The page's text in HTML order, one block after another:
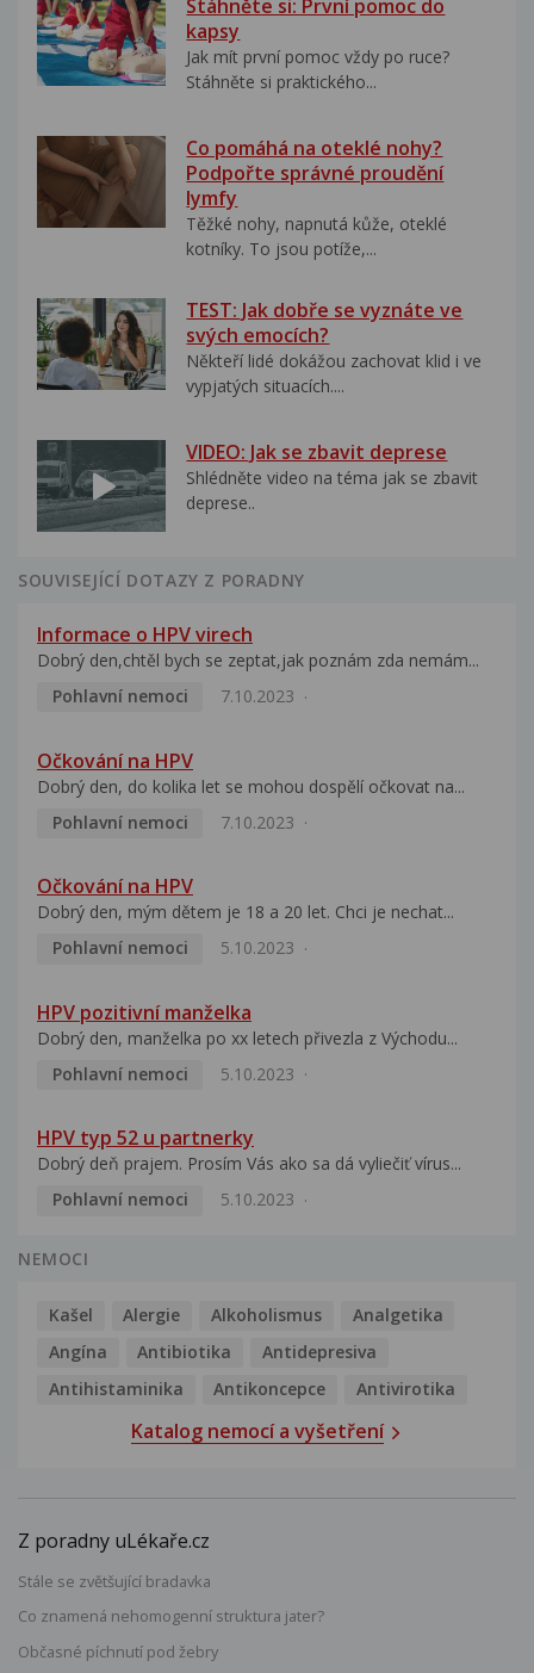
Stáhněte si: První pomoc do
kapsy
Jak mít první pomoc vždy po ruce?
Stáhněte si praktického...
Co pomáhá na oteklé nohy?
Podpořte správné proudění
lymfy
Těžké nohy, napnutá kůže, oteklé
kotníky. To jsou potíže,...
TEST: Jak dobře se vyznáte ve
svých emocích?
Někteří lidé dokážou zachovat klid i ve
vypjatých situacích....
VIDEO: Jak se zbavit deprese
Shlédněte video na téma jak se zbavit
deprese..
SOUVISEJÍCÍ DOTAZY Z PORADNY
Informace o HPV virech
Dobrý den,chtěl bych se zeptat,jak poznám zda nemám...
Pohlavní nemoci
7.10.2023
Očkování na HPV
Dobrý den, do kolika let se mohou dospělí očkovat na...
Pohlavní nemoci
7.10.2023
Očkování na HPV
Dobrý den, mým dětem je 18 a 20 let. Chci je nechat...
Pohlavní nemoci
5.10.2023
HPV pozitivní manželka
Dobrý den, manželka po xx letech přivezla z Východu...
Pohlavní nemoci
5.10.2023
HPV typ 52 u partnerky
Dobrý deň prajem. Prosím Vás ako sa dá vyliečiť vírus...
Pohlavní nemoci
5.10.2023
NEMOCI
Kašel Alergie Alkoholismus
Analgetika
Angína
Antibiotika
Antidepresiva
Antihistaminika
Antikoncepce Antivirotika
Katalog nemocí a vyšetření
Z poradny uLékaře.cz
Stále se zvětšující bradavka
Co znamená nehomogenní struktura jater?
Občasné píchnutí pod žebry